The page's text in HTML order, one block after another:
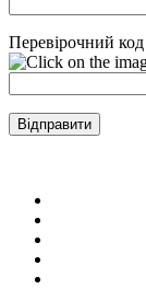
Перевірочний код